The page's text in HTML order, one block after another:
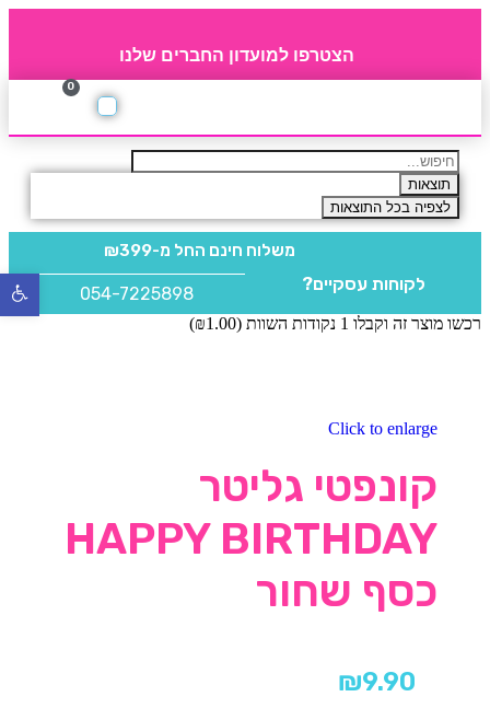
הצטרפו למועדון החברים שלנו
0
תוצאות
לצפיה בכל התוצאות
משלוח חינם החל מ-₪399
לקוחות עסקיים? 054-7225898
רכשו מוצר זה וקבלו 1 נקודות השוות ( ₪1.00
)
Click to enlarge
קונפטי גליטר
HAPPY BIRTHDAY
כסף שחור
₪9.90
פתח